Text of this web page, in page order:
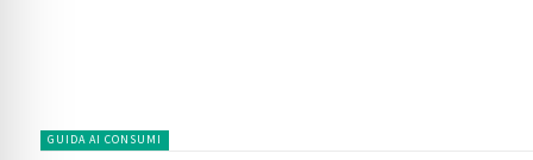
GUIDA AI CONSUMI